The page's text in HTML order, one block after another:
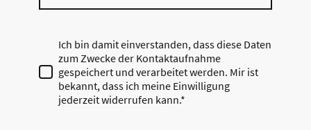
Ich bin damit einverstanden, dass diese Daten
zum Zwecke der Kontaktaufnahme
gespeichert und verarbeitet werden. Mir ist
bekannt, dass ich meine Einwilligung
jederzeit widerrufen kann.*